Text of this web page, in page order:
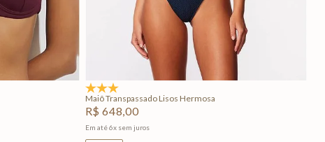
GG G GG
Adicionar na sacola
Maiô Transpassado Lisos Hermosa
R$ 648,00
Em até6x sem juros